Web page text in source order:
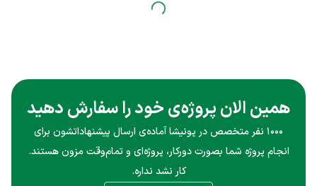
همین الان پروژه‌ی خود را سفارش دهید
۱۰۰۰ نفر متخصص در پونیشا آماده‌ی ارسال پیشنهاداتشون برای
انجام پروژه شما بصورت دورکار، پروژه‌ای و تمام‌وقت مزون هستند.
کار نشد نداره.